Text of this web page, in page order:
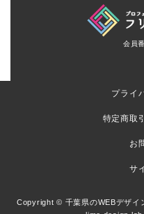
会員
プライ
特定商取
お
サ
Copyright © 千葉県のWEBデザイ